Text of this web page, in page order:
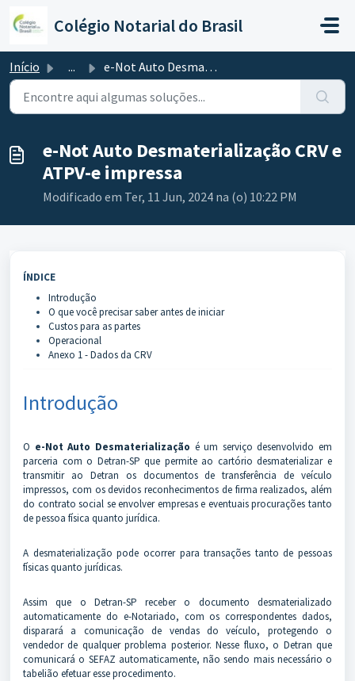
Colégio Notarial do Brasil
Início ... e-Not Auto Desmaterialização CRV e ATPV-e impressa
e-Not Auto Desmaterialização CRV e
ATPV-e impressa
Modificado em Ter, 11 Jun, 2024 na (o) 10:22 PM
ÍNDICE
Introdução
O que você precisar saber antes de iniciar
Custos para as partes
Operacional
Anexo 1 - Dados da CRV
Introdução
O e-Not Auto Desmaterialização é um serviço desenvolvido em
parceria com o Detran-SP que permite ao cartório desmaterializar e
transmitir ao Detran os documentos de transferência de veículo
impressos, com os devidos reconhecimentos de firma realizados, além
do contrato social se envolver empresas e eventuais procurações tanto
de pessoa física quanto jurídica.
A desmaterialização pode ocorrer para transações tanto de pessoas
físicas quanto jurídicas.
Assim que o Detran-SP receber o documento desmaterializado
automaticamente do e-Notariado, com os correspondentes dados,
disparará a comunicação de vendas do veículo, protegendo o
vendedor de qualquer problema posterior. Nesse fluxo, o Detran que
comunicará o SEFAZ automaticamente, não sendo mais necessário o
tabelião efetuar esse procedimento.